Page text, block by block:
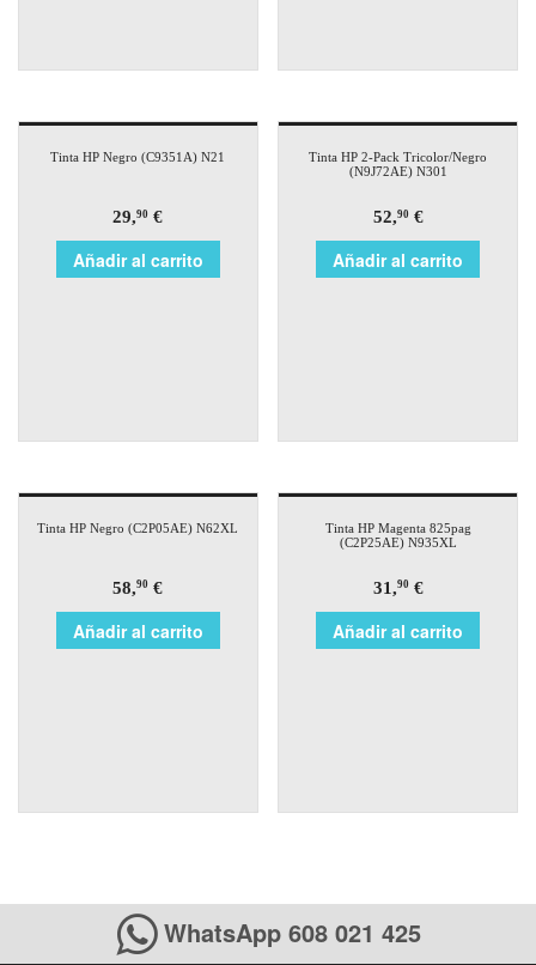
Tinta HP Negro (C9351A) N21
29,90 €
Añadir al carrito
Tinta HP 2-Pack Tricolor/Negro
(N9J72AE) N301
52,90€
Añadir al carrito
Tinta HP Negro (C2P05AE) N62XL
58,90 €
Añadir al carrito
Tinta HP Magenta 825pag
(C2P25AE) N935XL
31,90€
Añadir al carrito
WhatsApp 608 021 425